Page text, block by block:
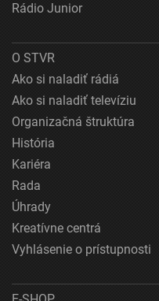
Rádio Junior
O STVR
Ako si naladiť rádiá
Ako si naladiť televíziu
Organizačná štruktúra
História
Kariéra
Rada
Úhrady
Kreatívne centrá
Vyhlásenie o prístupnosti